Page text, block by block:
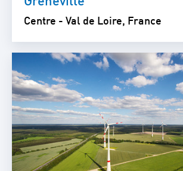
Centre - Val de Loire, France